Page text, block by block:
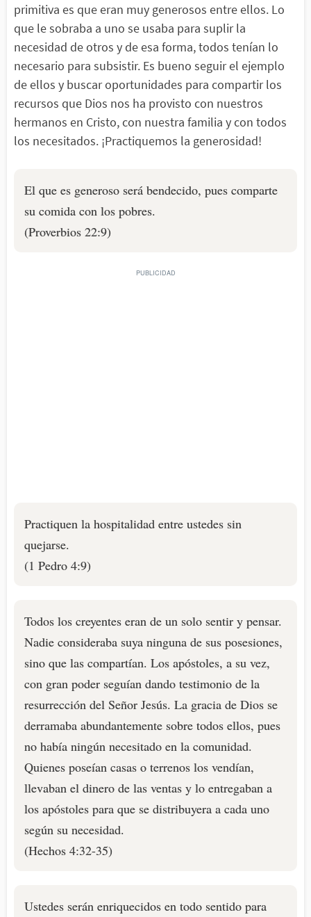
primitiva es que eran muy generosos entre ellos. Lo
que le sobraba a uno se usaba para suplir la
necesidad de otros y de esa forma, todos tenían lo
necesario para subsistir. Es bueno seguir el ejemplo
de ellos y buscar oportunidades para compartir los
recursos que Dios nos ha provisto con nuestros
hermanos en Cristo, con nuestra familia y con todos
los necesitados. ¡Practiquemos la generosidad!
El que es generoso será bendecido, pues comparte
su comida con los pobres.
(Proverbios 22:9)
Practiquen la hospitalidad entre ustedes sin
quejarse.
(1 Pedro 4:9)
Todos los creyentes eran de un solo sentir y pensar.
Nadie consideraba suya ninguna de sus posesiones,
sino que las compartían. Los apóstoles, a su vez,
con gran poder seguían dando testimonio de la
resurrección del Señor Jesús. La gracia de Dios se
derramaba abundantemente sobre todos ellos, pues
no había ningún necesitado en la comunidad.
Quienes poseían casas o terrenos los vendían,
llevaban el dinero de las ventas y lo entregaban a
los apóstoles para que se distribuyera a cada uno
según su necesidad.
(Hechos 4:32-35)
Ustedes serán enriquecidos en todo sentido para